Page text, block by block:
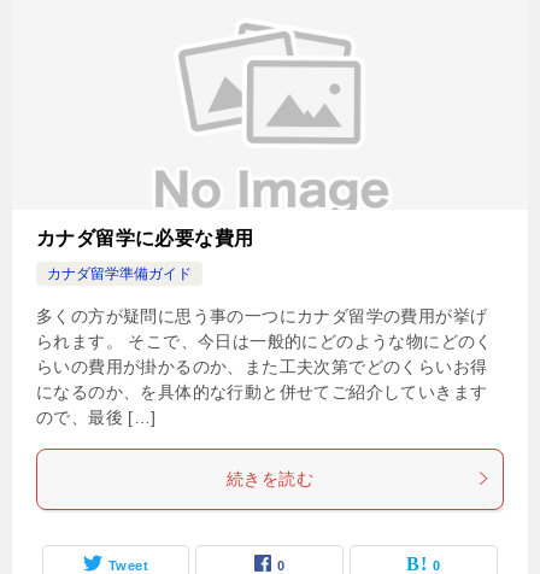
カナダ留学に必要な費用
カナダ留学準備ガイド
多くの方が疑問に思う事の一つにカナダ留学の費用が挙げ
られます。 そこで、今日は一般的にどのような物にどのく
らいの費用が掛かるのか、また工夫次第でどのくらいお得
になるのか、を具体的な行動と併せてご紹介していきます
ので、最後 […]
続きを読む
Tweet 0 0